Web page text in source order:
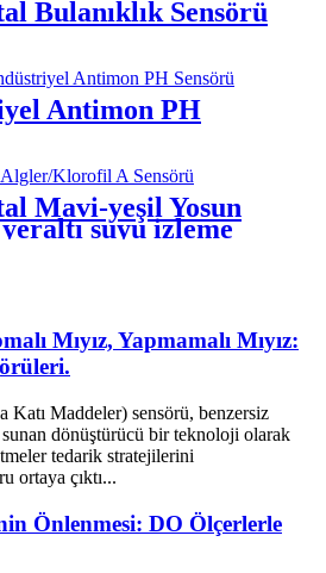
Bulanıklık Sensörü
Antimon PH
Mavi-yeşil Yosun
suyu izleme
Mıyız, Yapmamalı Mıyız:
Katı Maddeler) sensörü, benzersiz
dönüştürücü bir teknoloji olarak
tedarik stratejilerini
ortaya çıktı...
Önlenmesi: DO Ölçerlerle